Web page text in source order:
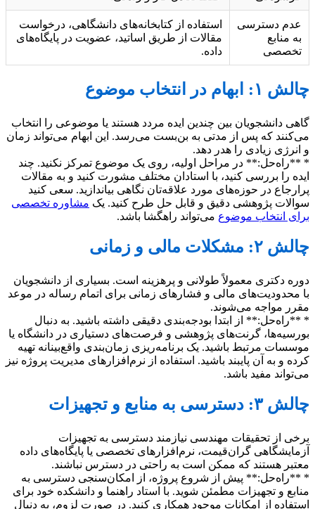
عدم دسترسی
به منابع
تخصصی
استفاده از کتابخانه‌های دانشگاهی، درخواست
مقالات از طریق اساتید، عضویت در پایگاه‌های
داده.
چالش ۱: ابهام در انتخاب موضوع
گاهی دانشجویان بین چندین ایده مردد هستند یا موضوعی را انتخاب
می‌کنند که پس از مدتی به بن‌بست می‌رسد. این ابهام می‌تواند زمان
و انرژی زیادی را هدر دهد.
* **راه‌حل:** در مراحل اولیه، روی یک موضوع تمرکز نکنید. چند
ایده را بررسی کنید، با استادان مختلف مشورت کنید و به مقالات
پرارجاع در حوزه‌های مورد علاقه‌تان نگاهی بیاندازید. سعی کنید
سوالات پژوهشی دقیق و قابل حل طرح کنید. یک مشاوره تخصصی
برای انتخاب موضوع می‌تواند راهگشا باشد.
چالش ۲: مشکلات مالی و زمانی
دوره دکتری معمولاً طولانی و پرهزینه است. بسیاری از دانشجویان
با محدودیت‌های مالی و فشارهای زمانی برای اتمام رساله در موعد
مقرر مواجه می‌شوند.
* **راه‌حل:** از ابتدا بودجه‌بندی دقیقی داشته باشید. به دنبال
بورسیه‌ها، گرنت‌های پژوهشی و فرصت‌های دستیاری در دانشگاه یا
موسسات مرتبط باشید. یک برنامه‌ریزی زمان‌بندی واقع‌بینانه تهیه
کرده و به آن پایبند باشید. استفاده از نرم‌افزارهای مدیریت پروژه نیز
می‌تواند مفید باشد.
چالش ۳: دسترسی به منابع و تجهیزات
برخی از تحقیقات مهندسی نیازمند دسترسی به تجهیزات
آزمایشگاهی گران‌قیمت، نرم‌افزارهای تخصصی یا پایگاه‌های داده
معتبر هستند که ممکن است به راحتی در دسترس نباشند.
* **راه‌حل:** پیش از شروع پروژه، از امکان‌سنجی دسترسی به
منابع و تجهیزات مطمئن شوید. با استاد راهنما و دانشکده خود برای
استفاده از امکانات موجود همکاری کنید. در صورت لزوم، به دنبال